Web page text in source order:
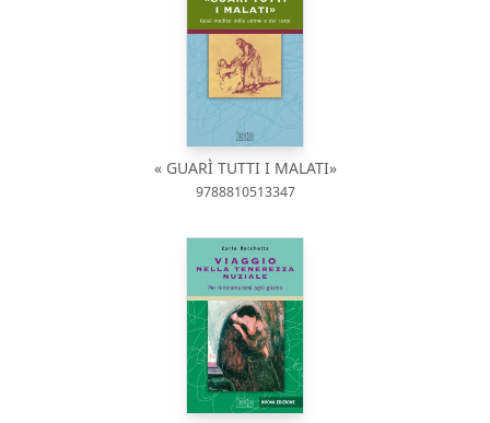
« GUARÌ TUTTI I MALATI»
9788810513347